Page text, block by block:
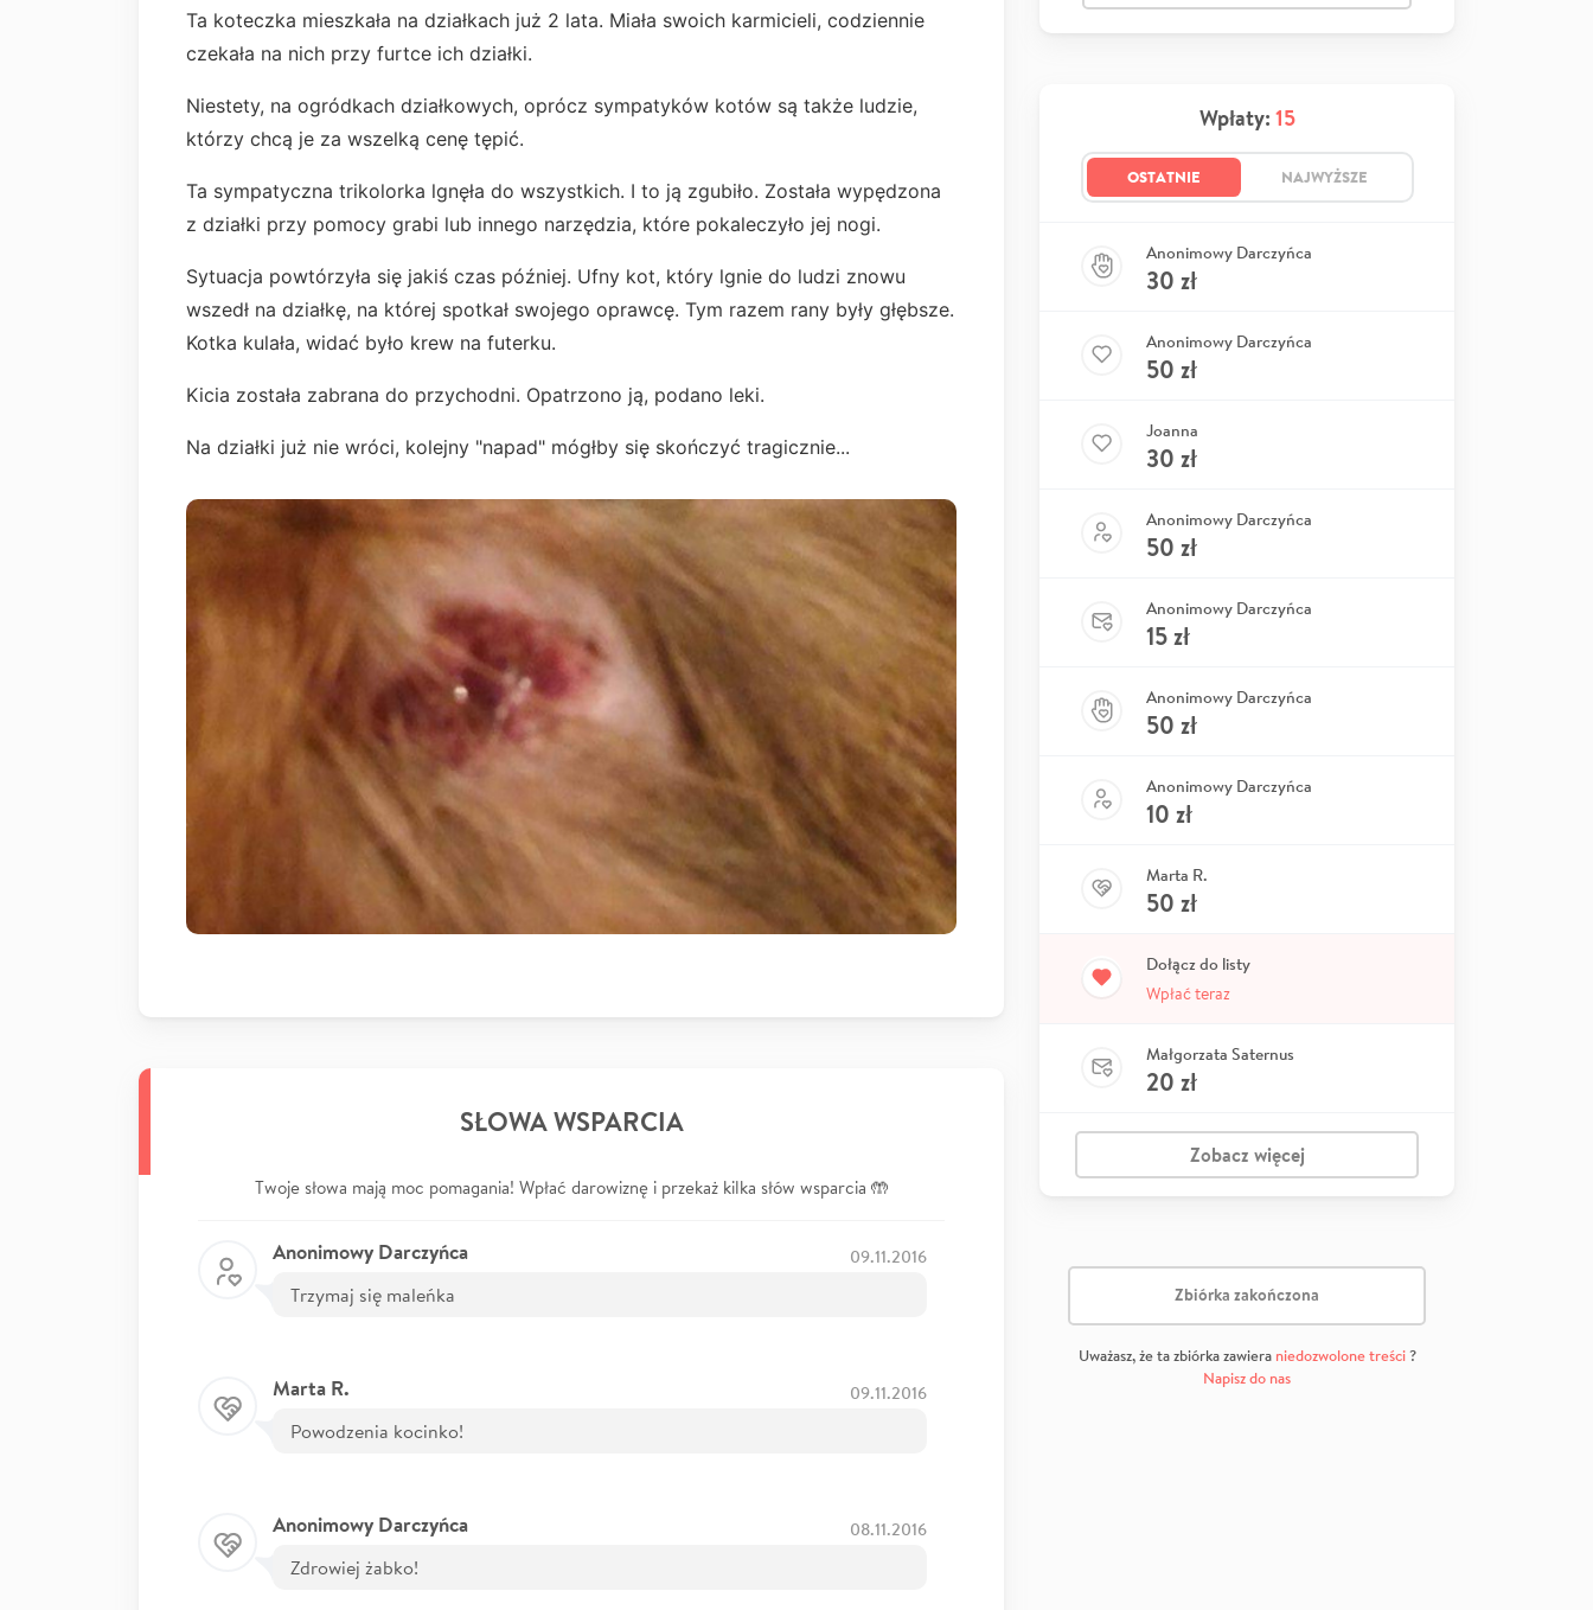
Ta koteczka mieszkała na działkach już 2 lata. Miała swoich karmicieli, codziennie
czekała na nich przy furtce ich działki.
Niestety, na ogródkach działkowych, oprócz sympatyków kotów są także ludzie,
którzy chcą je za wszelką cenę tępić.
Ta sympatyczna trikolorka lgnęła do wszystkich. I to ją zgubiło. Została wypędzona
z działki przy pomocy grabi lub innego narzędzia, które pokaleczyło jej nogi.
Sytuacja powtórzyła się jakiś czas później. Ufny kot, który lgnie do ludzi znowu
wszedł na działkę, na której spotkał swojego oprawcę. Tym razem rany były głębsze.
Kotka kulała, widać było krew na futerku.
Kicia została zabrana do przychodni. Opatrzono ją, podano leki.
Na działki już nie wróci, kolejny "napad" mógłby się skończyć tragicznie...
SŁOWA WSPARCIA
Twoje słowa mają moc pomagania! Wpłać darowiznę i przekaż kilka słów wsparcia 🤲
Anonimowy Darczyńca 09.11.2016
Trzymaj się maleńka
Marta R. 09.11.2016
Powodzenia kocinko!
Anonimowy Darczyńca 08.11.2016
Zdrowiej żabko!
Wpłaty: 15
OSTATNIE NAJWYŻSZE
Anonimowy Darczyńca
30 zł
Anonimowy Darczyńca
50 zł
Joanna
30 zł
Anonimowy Darczyńca
50 zł
Anonimowy Darczyńca
15zł
Anonimowy Darczyńca
50 zł
Anonimowy Darczyńca
10 zł
Marta R.
50 zł
Dołącz do listy
Wpłać teraz
Małgorzata Saternus
20 zł
Zobacz więcej
Zbiórka zakończona
Uważasz, że ta zbiórka zawiera niedozwolone treści?
Napisz do nas